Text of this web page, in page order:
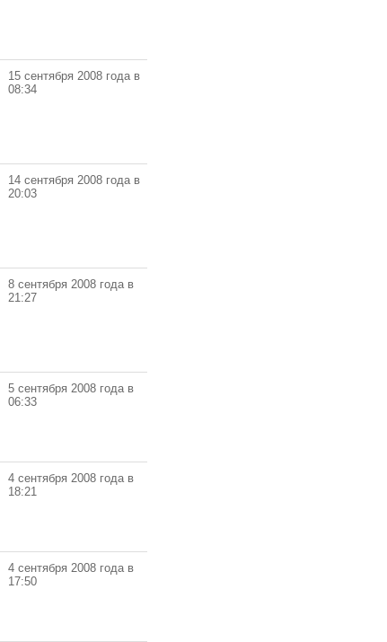
15 сентября 2008 года в
08:34
14 сентября 2008 года в
20:03
8 сентября 2008 года в
21:27
5 сентября 2008 года в
06:33
4 сентября 2008 года в
18:21
4 сентября 2008 года в
17:50